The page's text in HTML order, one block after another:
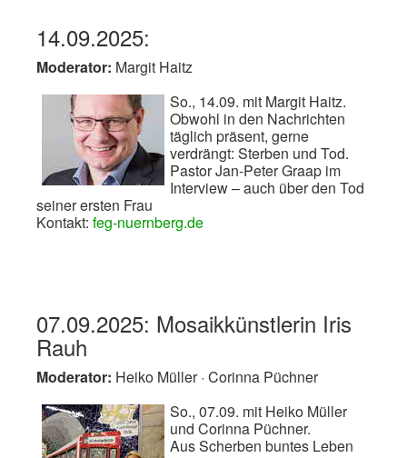
14.09.2025:
Moderator: Margit Haitz
So., 14.09. mit Margit Haitz.
Obwohl in den Nachrichten
täglich präsent, gerne
verdrängt: Sterben und Tod.
Pastor Jan-Peter Graap im
Interview – auch über den Tod
seiner ersten Frau
Kontakt: feg-nuernberg.de
07.09.2025: Mosaikkünstlerin Iris
Rauh
Moderator: Heiko Müller · Corinna Püchner
So., 07.09. mit Heiko Müller
und Corinna Püchner.
Aus Scherben buntes Leben